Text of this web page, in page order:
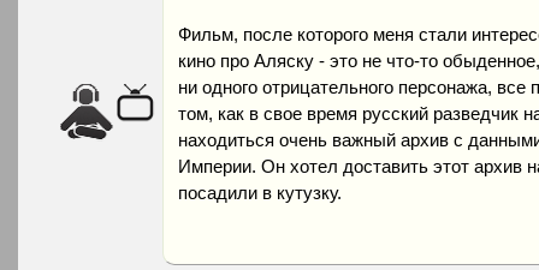
Фильм, после которого меня стали
кино про Аляску - это не что-то
ни одного отрицательного персонажа,
том, как в свое время русский разведчик
находиться очень важный архив с
Империи. Он хотел доставить этот архив
посадили в кутузку.